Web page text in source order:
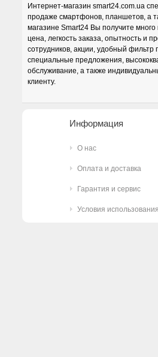
Интернет-магазин smart24.com.ua
продаже смартфонов, планшетов, а
магазине Smart24 Вы получите
цена, легкость заказа, опытность и
сотрудников, акции, удобный
специальные предложения,
обслуживание, а также
клиенту.
Информация
О нас
Оплата и доставка
Гарантия и сервис
Условия